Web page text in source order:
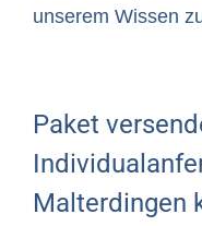
unserem Wissen
Paket
Malterdingen